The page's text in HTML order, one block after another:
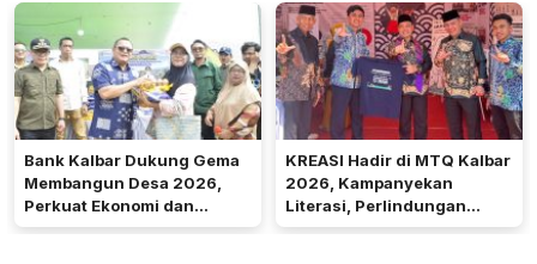
Masyarakat
Bank Kalbar Dukung Gema
Membangun Desa 2026,
Perkuat Ekonomi dan
Kemandirian Desa di Kalbar
KREASI Hadir di MTQ Kalbar
2026, Kampanyekan
Literasi, Perlindungan
Anak, dan Wajib Belajar 13